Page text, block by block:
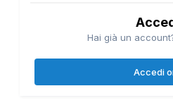
Hai già un
Accedi